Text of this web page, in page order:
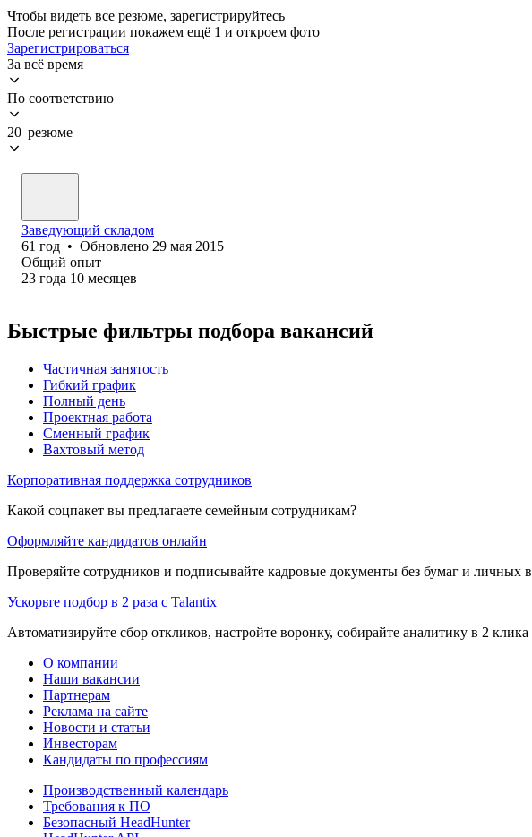
Чтобы видеть все резюме, зарегистрируйтесь
После регистрации покажем ещё 1 и откроем фото
Зарегистрироваться
За всё время
По соответствию
20 резюме
Заведующий складом
61 год • Обновлено 29 мая 2015
Общий опыт
23 года 10 месяцев
Быстрые фильтры подбора вакансий
Частичная занятость
Гибкий график
Полный день
Проектная работа
Сменный график
Вахтовый метод
Корпоративная поддержка сотрудников
Какой соцпакет вы предлагаете семейным сотрудникам?
Оформляйте кандидатов онлайн
Проверяйте сотрудников и подписывайте кадровые документы без бумаг и личных
Ускорьте подбор в 2 раза с Talantix
Автоматизируйте сбор откликов, настройте воронку, собирайте аналитику в 2 клика
О компании
Наши вакансии
Партнерам
Реклама на сайте
Новости и статьи
Инвесторам
Кандидаты по профессиям
Производственный календарь
Требования к ПО
Безопасный HeadHunter